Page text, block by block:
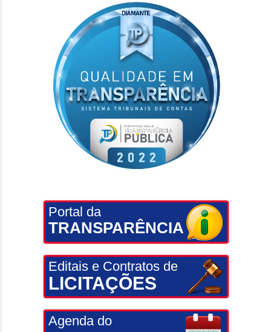
Portal da
TRANSPARÊNCIA
Editais e Contratos de
LICITAÇÕES
Agenda do